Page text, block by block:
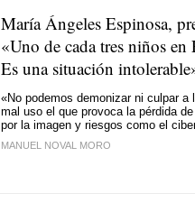
María Ángeles Espinosa,
«Uno de cada tres niños
Es una situación
«No podemos demonizar ni culpar
mal uso el que provoca la pérdida
por la imagen y riesgos como el
MANUEL NOVAL MORO